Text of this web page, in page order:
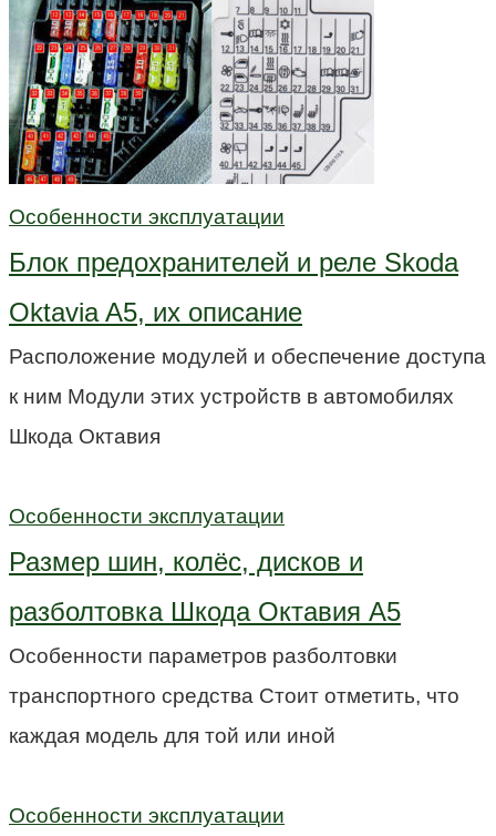
Особенности эксплуатации
Блок предохранителей и реле Skoda
Oktavia A5, их описание
Расположение модулей и обеспечение доступа
к ним Модули этих устройств в автомобилях
Шкода Октавия
Особенности эксплуатации
Размер шин, колёс, дисков и
разболтовка Шкода Октавия А5
Особенности параметров разболтовки
транспортного средства Стоит отметить, что
каждая модель для той или иной
Особенности эксплуатации